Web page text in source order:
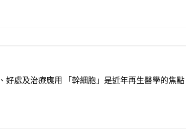
好處及治療應用 「幹細胞」是近年再生醫學的焦